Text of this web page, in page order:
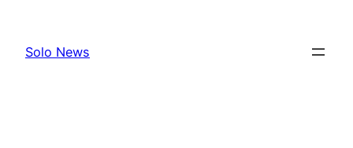
content
Solo News